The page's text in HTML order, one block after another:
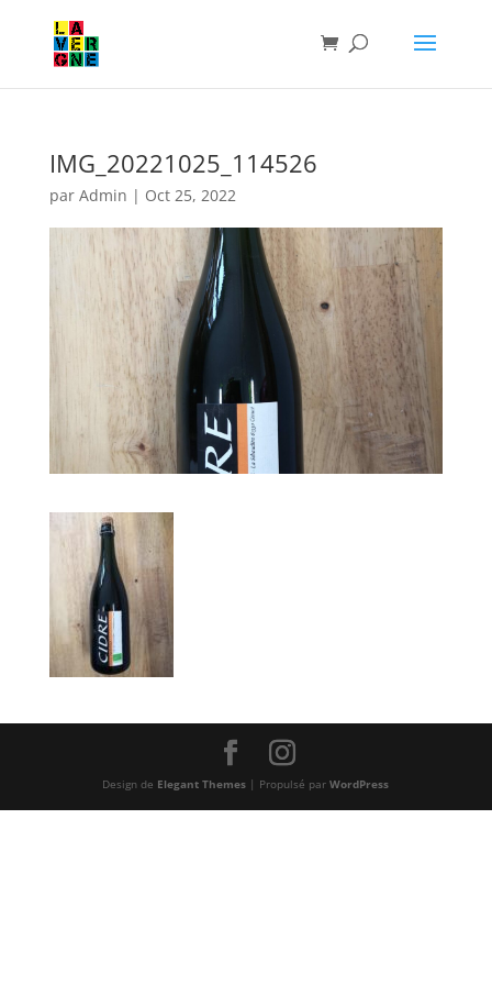
IMG_20221025_114526
par Admin | Oct 25, 2022
Design de Elegant Themes | Propulsé parWordPress